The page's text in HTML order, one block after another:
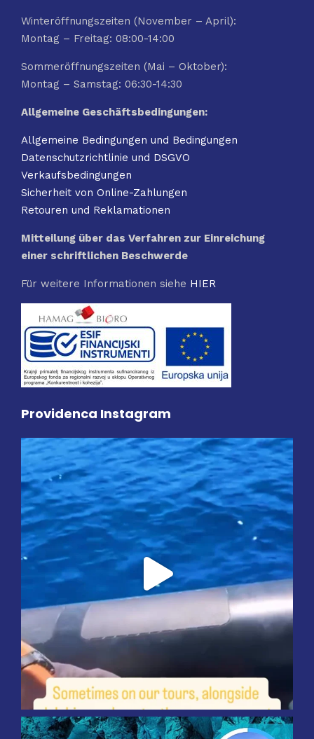
Winteröffnungszeiten (November – April):
Montag – Freitag: 08:00-14:00
Sommeröffnungszeiten (Mai – Oktober):
Montag – Samstag: 06:30-14:30
Allgemeine Geschäftsbedingungen:
Allgemeine Bedingungen und Bedingungen
Datenschutzrichtlinie und DSGVO
Verkaufsbedingungen
Sicherheit von Online-Zahlungen
Retouren und Reklamationen
Mitteilung über das Verfahren zur Einreichung
einer schriftlichen Beschwerde
Für weitere Informationen siehe HIER
Providenca Instagram